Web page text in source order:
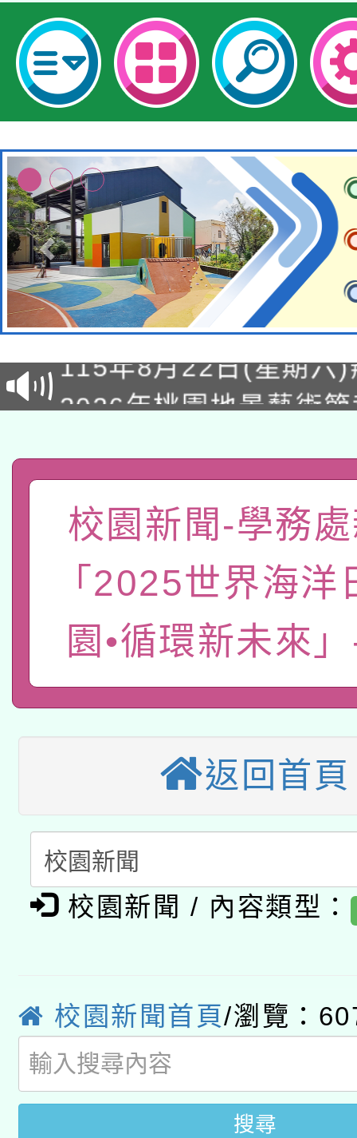
轉知經濟部水利署委託
業技術研究院辦理「
用水績優單位及節水達
桃園市孔廟祈福系列
2026年桃園地景藝術
關事宜
轉知教育部國民及學前
國立臺灣師範大學辦
年度健康促進學校輔導
業成長研習」實施計畫
函轉國家教育研究院
原住民族教育政策研討
族教育國際趨勢與發展
新北市政府教育局辦
師專業成長研習實施
方素養工作坊新北場」
函轉國立臺灣師範大學
族語言臺北學習中心
「族語學習班」招生簡
轉知有關國立成功大學
年度COVID-19疫苗接
接種對象擴大為「滿6
接種之民眾」措施，延
月28日止
轉知經濟部水利署委託
業技術研究院辦理「
動」
115年8月22日(星期六
桃園市孔廟祈福系列
開 智慧啟航」
2026年桃園地景藝術
「2026桃園藝術巡演
關事宜
轉知教育部國民及學前
國立臺灣師範大學辦
業成長研習」實施計畫
函轉國家教育研究院中
族教育國際趨勢與發展
新北市政府教育局辦理
師專業成長研習實施計
方素養工作坊新北場」
族語言臺北學習中心
「族語學習班」招生簡
轉知有關國立成功大學
文教學共融平台-教案
教育部國民及學前教育
年度COVID-19疫苗接
校園新聞-學務
「2025世界海洋
園•循環新未來
返回首頁
校園新聞 / 內容類型：
校園新聞首頁/瀏覽：
搜尋